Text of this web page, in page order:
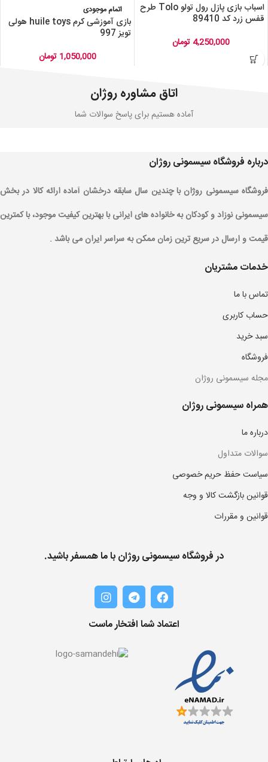
اسباب بازی پازل رول تولو Tolo طرح
قفس زرد کد 89410
4,250,000تومان
اتمام موجودی
بازی آموزشی کرم huile toys هولی
تویز 997
1,050,000 تومان
اتاق مشاوره روژان
آماده هستیم برای پاسخ سوالات شما
درباره فروشگاه سیسمونی روژان
فروشگاه سیسمونی روژان با چندین سال سابقه درخشان آماده ارائه کالا در بخش
سیسمونی نوزاد و کودکان به خانواده های ایرانی با بهترین کیفیت موجود، با کمترین
قیمت و ارسال در سریع ترین زمان ممکن به سراسر ایران می باشد .
خدمات مشتریان
تماس با ما
حساب کاربری
سبد خرید
فروشگاه
مجله سیسمونی روژان
همراه سیسمونی روژان
درباره ما
سوالات متداول
سیاست حفظ حریم خصوصی
قوانین بازگشت کالا و وجه
قوانین و مقررات
در فروشگاه سیسمونی روژان با ما همسفر باشید.
اعتماد شما افتخار ماست